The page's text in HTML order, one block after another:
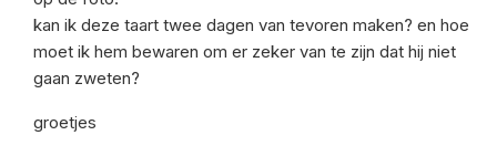
kan ik deze taart twee dagen van tevoren maken? en hoe
moet ik hem bewaren om er zeker van te zijn dat hij niet
gaan zweten?
groetjes